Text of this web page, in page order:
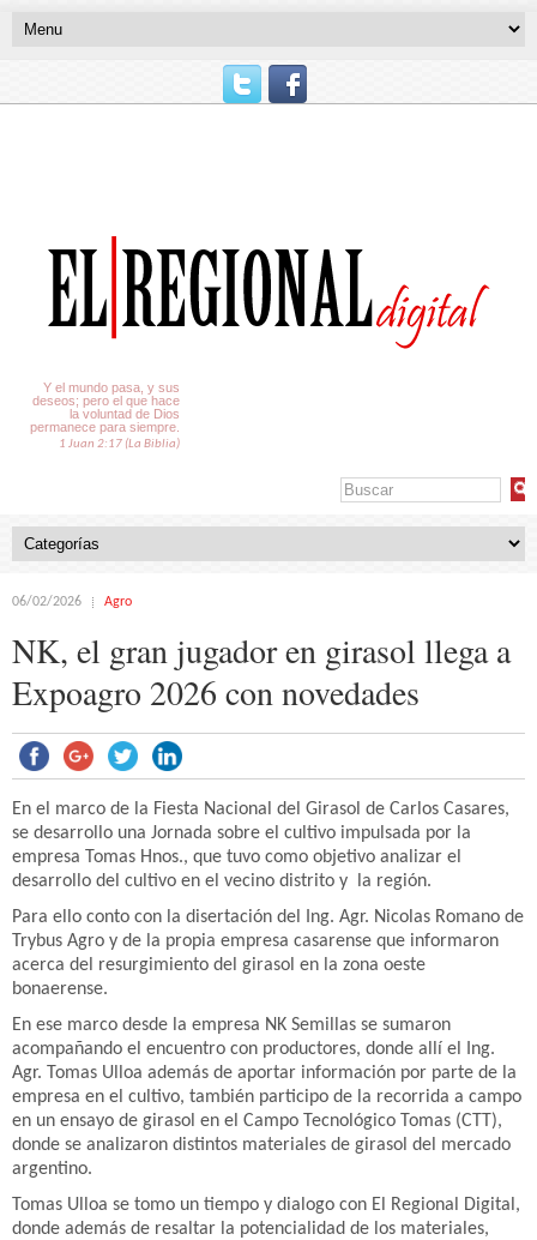
Y el mundo pasa, y sus
deseos; pero el que hace
la voluntad de Dios
permanece para siempre.
1 Juan 2:17 (La Biblia)
06/02/2026 Agro
NK, el gran jugador en girasol llega a
Expoagro 2026 con novedades
En el marco de la Fiesta Nacional del Girasol de Carlos Casares,
se desarrollo una Jornada sobre el cultivo impulsada por la
empresa Tomas Hnos., que tuvo como objetivo analizar el
desarrollo del cultivo en el vecino distrito y la región.
Para ello conto con la disertación del Ing. Agr. Nicolas Romano de
Trybus Agro y de la propia empresa casarense que informaron
acerca del resurgimiento del girasol en la zona oeste
bonaerense.
En ese marco desde la empresa NK Semillas se sumaron
acompañando el encuentro con productores, donde allí el Ing.
Agr. Tomas Ulloa además de aportar información por parte de la
empresa en el cultivo, también participo de la recorrida a campo
en un ensayo de girasol en el Campo Tecnológico Tomas (CTT),
donde se analizaron distintos materiales de girasol del mercado
argentino.
Tomas Ulloa se tomo un tiempo y dialogo con El Regional Digital,
donde además de resaltar la potencialidad de los materiales,